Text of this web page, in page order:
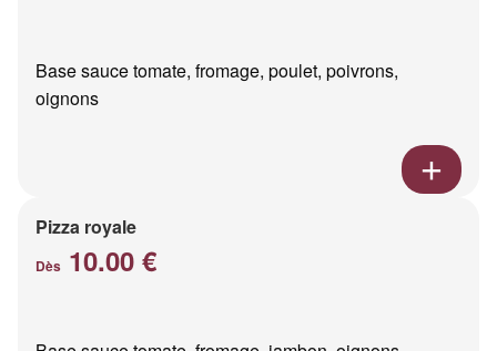
Base sauce tomate, fromage, poulet, poivrons,
oignons
Pizza royale
Dès 10.00 €